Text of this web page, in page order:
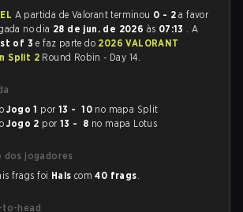
A partida de Valorant terminou 0 - 2 a favor
no dia 28 de jun. de 2026 às 07:13 . A
of 3e faz parte do 2026 VALORANT
Split 2 Round Robin - Day 14.
Jogo 1 por 13 - 10 no mapa Split
Jogo 2 por 13 - 8 no mapa Lotus
dos jogadores
frags foi Hals com40 frags.
to-head